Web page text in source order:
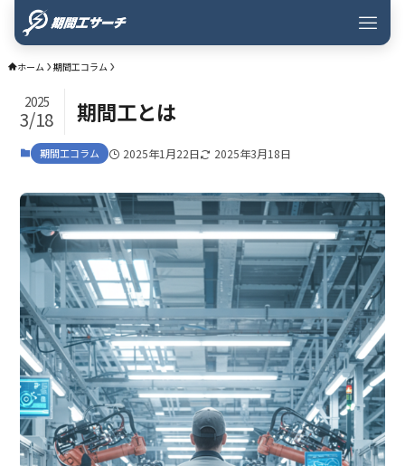
ホーム 期間工コラム
期間工とは
2025
3/18
期間工コラム 2025年1月22日 2025年3月18日